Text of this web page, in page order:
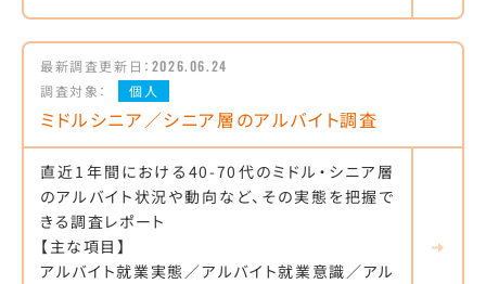
最新調査更新日： 2026.06.24
調査対象：
個人
ミドルシニア／シニア層のアルバイト調査
直近1年間における40-70代のミドル・シニア層
のアルバイト状況や動向など、その実態を把握で
きる調査レポート
【主な項目】
アルバイト就業実態／アルバイト就業意識／アル